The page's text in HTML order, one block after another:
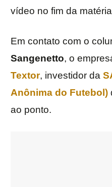
vídeo no fim da
Em contato com o
Sangenetto, o
Textor, investidor da
Anônima do Futebol)
ao ponto.